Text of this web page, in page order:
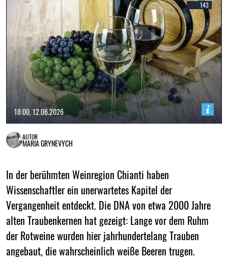
143
18:00, 12.06.2026
AUTOR
MARIA GRYNEVYCH
In der berühmten Weinregion Chianti haben
Wissenschaftler ein unerwartetes Kapitel der
Vergangenheit entdeckt. Die DNA von etwa 2000 Jahre
alten Traubenkernen hat gezeigt: Lange vor dem Ruhm
der Rotweine wurden hier jahrhundertelang Trauben
angebaut, die wahrscheinlich weiße Beeren trugen.